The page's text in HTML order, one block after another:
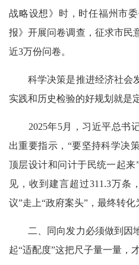
战略设想》时，时任福州市
报》开展问卷调查，征求市民
近3万份问卷。
科学决策是推进经济社会
实践和历史检验的好规划就是
2025年5月，习近平总书记
出重要指示，“要坚持科学决
顶层设计和问计于民统一起
见，收到建言超过311.3万条
议”走上“政府案头”，最终转化
二、同向发力必须做到因
起“适配度”这把尺子量一量，